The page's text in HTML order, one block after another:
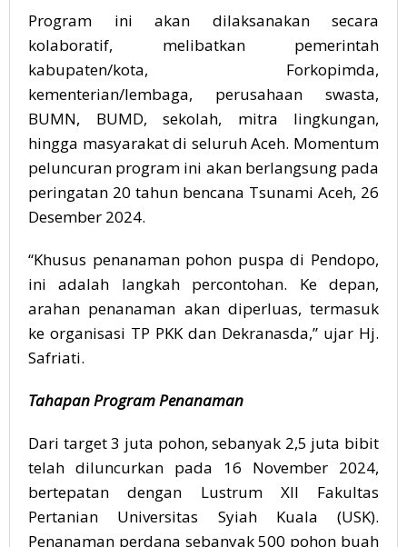
Program ini akan dilaksanakan secara
kolaboratif, melibatkan pemerintah
kabupaten/kota, Forkopimda,
kementerian/lembaga, perusahaan swasta,
BUMN, BUMD, sekolah, mitra lingkungan,
hingga masyarakat di seluruh Aceh. Momentum
peluncuran program ini akan berlangsung pada
peringatan 20 tahun bencana Tsunami Aceh, 26
Desember 2024.
“Khusus penanaman pohon puspa di Pendopo,
ini adalah langkah percontohan. Ke depan,
arahan penanaman akan diperluas, termasuk
ke organisasi TP PKK dan Dekranasda,” ujar Hj.
Safriati.
Tahapan Program Penanaman
Dari target 3 juta pohon, sebanyak 2,5 juta bibit
telah diluncurkan pada 16 November 2024,
bertepatan dengan Lustrum XII Fakultas
Pertanian Universitas Syiah Kuala (USK).
Penanaman perdana sebanyak 500 pohon buah